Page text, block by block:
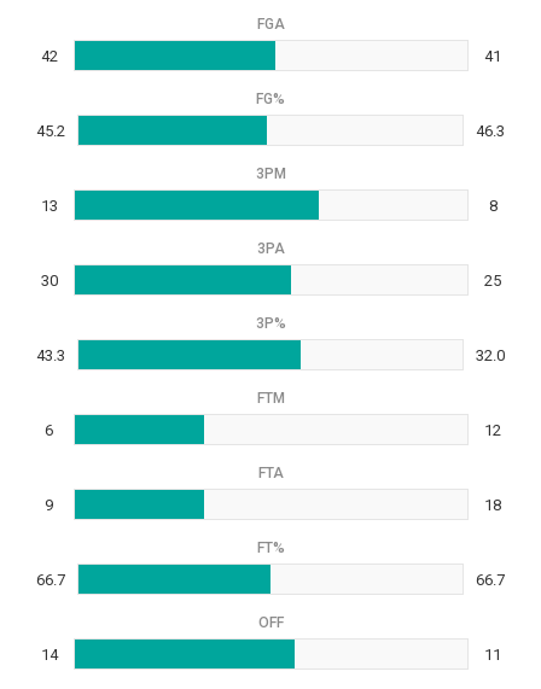
FGA
42 41
FG%
45.2 46.3
3PM
13 8
3PA
30 25
3P%
43.3 32.0
FTM
6 12
FTA
9 18
FT%
66.7 66.7
OFF
14 11